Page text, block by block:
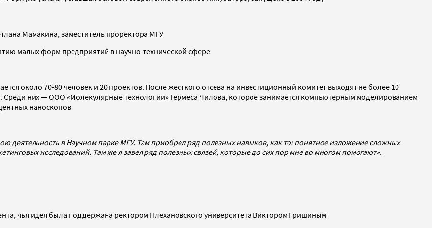
Мамакина, заместитель проректора МГУ
малых форм предприятий в научно-технической сфере
около 70-80 человек и 20 проектов. После жесткого отсева на инвестиционный комитет выходят не более 10
Среди них — ООО «Молекулярные технологии» Гермеса Чилова, которое занимается компьютерным моделированием
наноскопов
деятельность в Научном парке МГУ. Там приобрел ряд полезных навыков, как то: понятное изложение сложных
исследований. Там же я завел ряд полезных связей, которые до сих пор мне во многом помогают».
чья идея была поддержана ректором Плехановского университета Виктором Гришиным